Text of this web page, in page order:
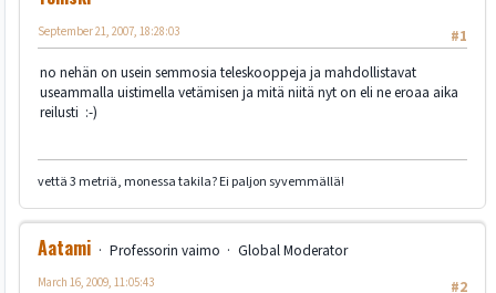
#1
September 21, 2007, 18:28:03
no nehän on usein semmosia teleskooppeja ja mahdollistavat
useammalla uistimella vetämisen ja mitä niitä nyt on eli ne eroaa aika
reilusti :-)
vettä 3 metriä, monessa takila? Ei paljon syvemmällä!
Aatami Professorin vaimo
Global Moderator
#2
March 16, 2009, 11:05:43